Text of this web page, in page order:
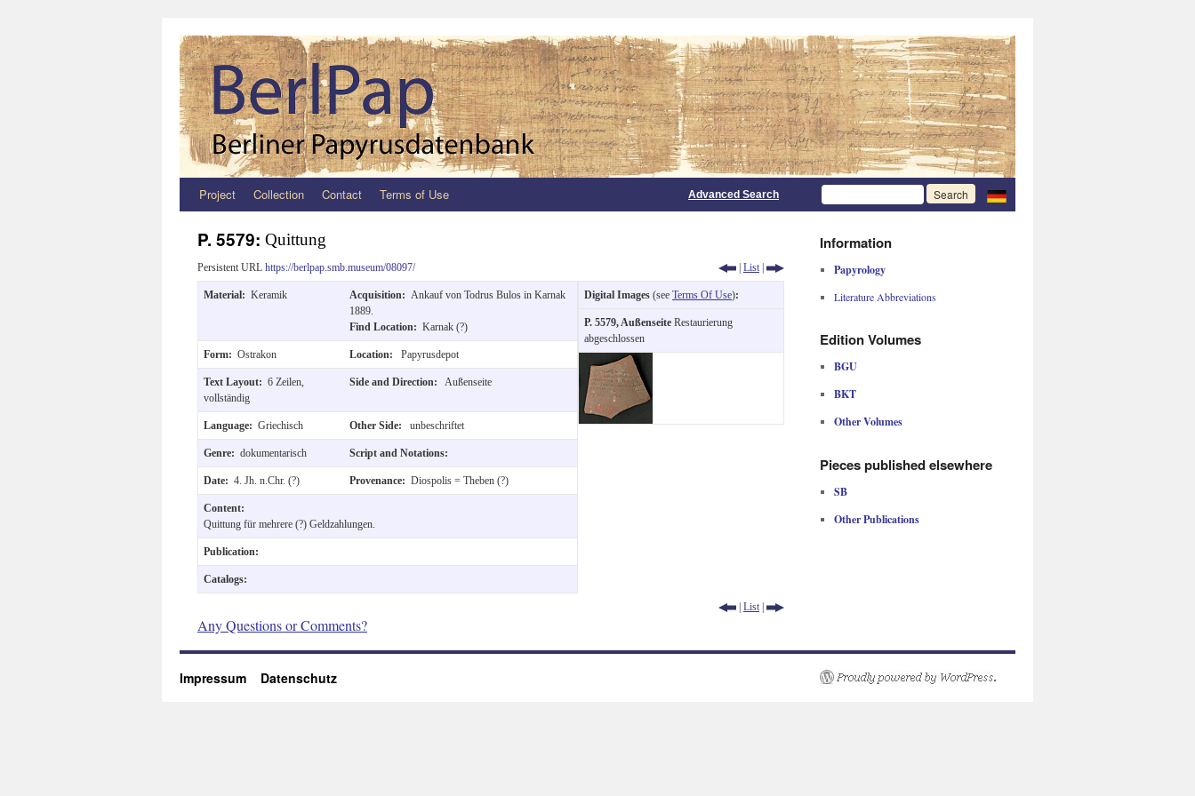
Zum
springen
Project Collection Contact Terms of Use Advanced Search
P. 5579: Quittung
Persistent URL https://berlpap.smb.museum/08097/ | List |
Material: Keramik Acquisition: Ankauf von Todrus Bulos in Karnak
1889.
Find Location: Karnak (?)
Form: Ostrakon Location: Papyrusdepot
Text Layout: 6 Zeilen,
vollständig
Side and Direction: Außenseite
Language: Griechisch Other Side: unbeschriftet
Genre: dokumentarisch Script and Notations:
Date: 4. Jh. n.Chr. (?) Provenance: Diospolis = Theben (?)
Content:
Quittung für mehrere (?) Geldzahlungen.
Publication:
Catalogs:
Digital Images (see Terms Of Use):
P. 5579, Außenseite Restaurierung
abgeschlossen
| List |
Any Questions or Comments?
Information
Papyrology
Literature Abbreviations
Edition Volumes
BGU
BKT
Other Volumes
Pieces published elsewhere
SB
Other Publications
Impressum Datenschutz